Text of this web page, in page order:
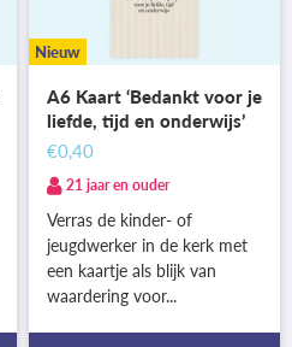
Nieuw
A6 Kaart ‘Bedankt voor je
liefde, tijd en onderwijs’
€0,40
21 jaar en ouder
Verras de kinder- of
jeugdwerker in de kerk met
een kaartje als blijk van
waardering voor...